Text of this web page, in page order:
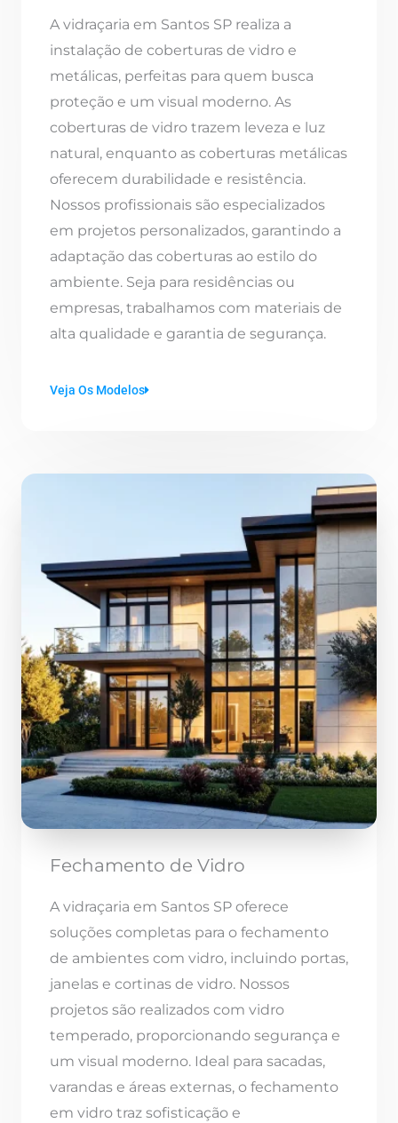
A vidraçaria em Santos SP realiza a
instalação de coberturas de vidro e
metálicas, perfeitas para quem busca
proteção e um visual moderno. As
coberturas de vidro trazem leveza e luz
natural, enquanto as coberturas metálicas
oferecem durabilidade e resistência.
Nossos profissionais são especializados
em projetos personalizados, garantindo a
adaptação das coberturas ao estilo do
ambiente. Seja para residências ou
empresas, trabalhamos com materiais de
alta qualidade e garantia de segurança.
Veja Os Modelos
Fechamento de Vidro
A vidraçaria em Santos SP oferece
soluções completas para o fechamento
de ambientes com vidro, incluindo portas,
janelas e cortinas de vidro. Nossos
projetos são realizados com vidro
temperado, proporcionando segurança e
um visual moderno. Ideal para sacadas,
varandas e áreas externas, o fechamento
em vidro traz sofisticação e